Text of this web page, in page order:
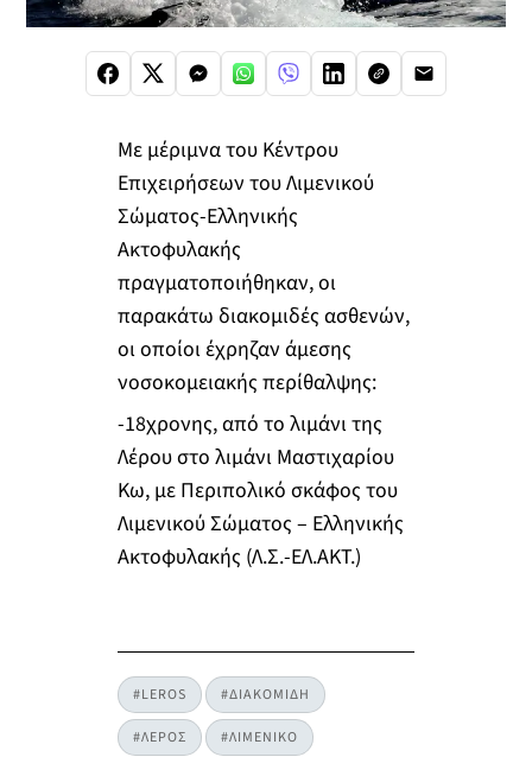
Με μέριμνα του Κέντρου
Επιχειρήσεων του Λιμενικού
Σώματος-Ελληνικής
Ακτοφυλακής
πραγματοποιήθηκαν, οι
παρακάτω διακομιδές ασθενών,
οι οποίοι έχρηζαν άμεσης
νοσοκομειακής περίθαλψης:
-18χρονης, από το λιμάνι της
Λέρου στο λιμάνι Μαστιχαρίου
Κω, με Περιπολικό σκάφος του
Λιμενικού Σώματος – Ελληνικής
Ακτοφυλακής (Λ.Σ.-ΕΛ.ΑΚΤ.)
#LEROS #ΔΙΑΚΟΜΙΔΗ
#ΛΕΡΟΣ #ΛΙΜΕΝΙΚΟ